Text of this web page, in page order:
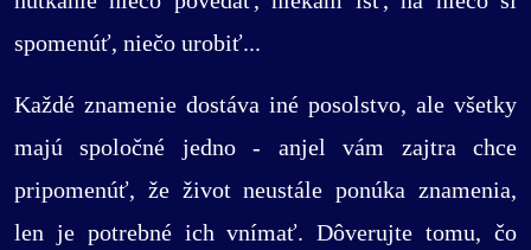
spomenúť, niečo urobiť...
Každé znamenie dostáva iné posolstvo, ale všetky
majú spoločné jedno - anjel vám zajtra chce
pripomenúť, že život neustále ponúka znamenia,
len je potrebné ich vnímať. Dôverujte tomu, čo